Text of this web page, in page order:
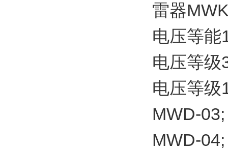
雷器
电压等能
电压等级
电压等级
MWD-
MWD-